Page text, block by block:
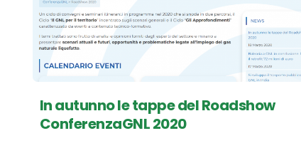
In autunno le tappe del Roadshow
ConferenzaGNL 2020